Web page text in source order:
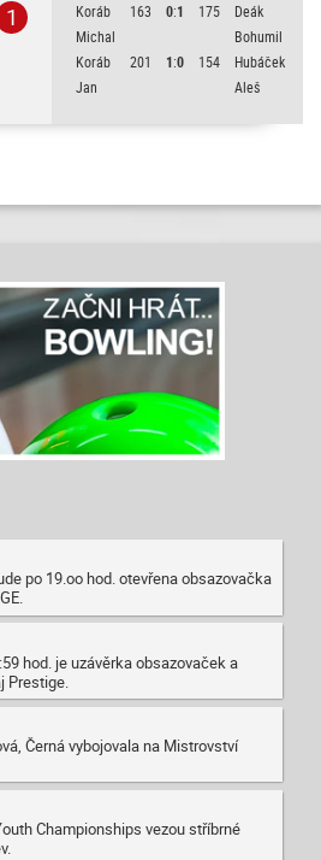
1
Koráb
Michal
163 0:1 175
Deák
Bohumil
Koráb
Jan
201 1:0 154
Hubáček
Aleš
po 19.oo hod. otevřena obsazovačka
hod. je uzávěrka obsazovaček a
Prestige.
Černá vybojovala na Mistrovství
Championships vezou stříbrné